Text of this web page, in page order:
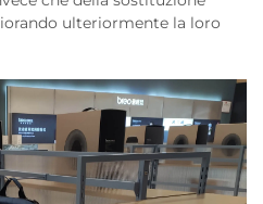
ulteriormente la loro